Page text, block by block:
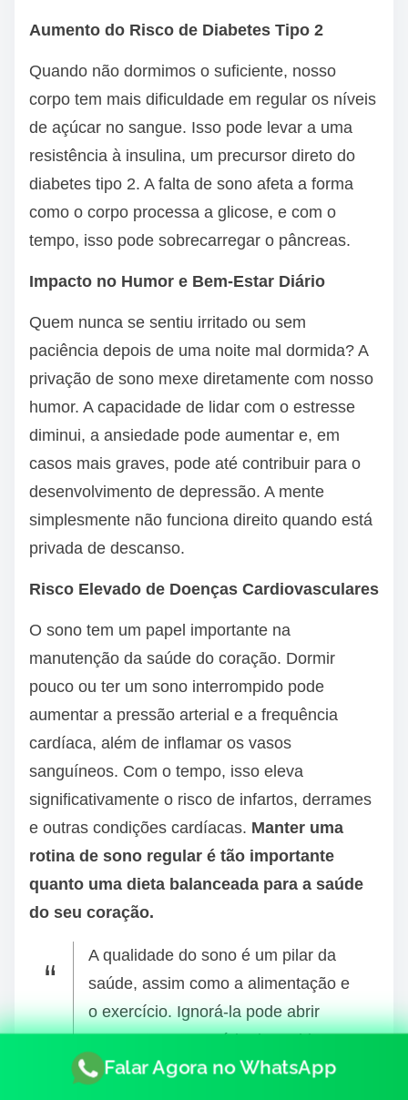
Aumento do Risco de Diabetes Tipo 2
Quando não dormimos o suficiente, nosso
corpo tem mais dificuldade em regular os níveis
de açúcar no sangue. Isso pode levar a uma
resistência à insulina, um precursor direto do
diabetes tipo 2. A falta de sono afeta a forma
como o corpo processa a glicose, e com o
tempo, isso pode sobrecarregar o pâncreas.
Impacto no Humor e Bem-Estar Diário
Quem nunca se sentiu irritado ou sem
paciência depois de uma noite mal dormida? A
privação de sono mexe diretamente com nosso
humor. A capacidade de lidar com o estresse
diminui, a ansiedade pode aumentar e, em
casos mais graves, pode até contribuir para o
desenvolvimento de depressão. A mente
simplesmente não funciona direito quando está
privada de descanso.
Risco Elevado de Doenças Cardiovasculares
O sono tem um papel importante na
manutenção da saúde do coração. Dormir
pouco ou ter um sono interrompido pode
aumentar a pressão arterial e a frequência
cardíaca, além de inflamar os vasos
sanguíneos. Com o tempo, isso eleva
significativamente o risco de infartos, derrames
e outras condições cardíacas. Manter uma
rotina de sono regular é tão importante
quanto uma dieta balanceada para a saúde
do seu coração.
A qualidade do sono é um pilar da
saúde, assim como a alimentação e
o exercício. Ignorá-la pode abrir
portas para uma série de problemas
de saúde que poderiam ser evitados
Falar Agora no WhatsApp